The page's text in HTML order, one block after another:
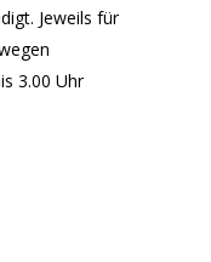
Jeweils für
3.00 Uhr